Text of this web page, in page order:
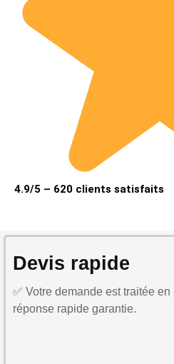
4.9/5 – 620 clients satisfaits
Devis rapide
✅ Votre demande est traitée
réponse rapide garantie.